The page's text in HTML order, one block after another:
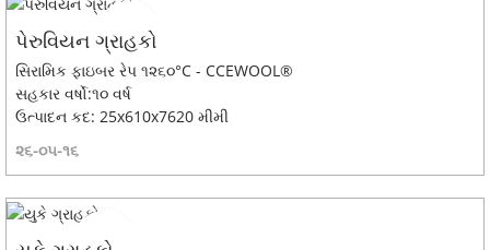
પેરુવિયન ગ્રાહકો
સિરામિક ફાઇબર રેપ ૧૨૬૦°C - CCEWOOL®
સહકાર વર્ષો:૧૦ વર્ષ
ઉત્પાદન કદ: 25x610x7620 મીમી
૨૬-૦૫-૧૬